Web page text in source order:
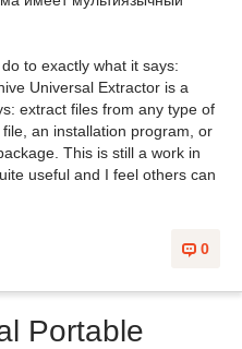
to exactly what it says:
Universal Extractor is a
extract files from any type of
an installation program, or
This is still a work in
useful and I feel others can
0
Portable